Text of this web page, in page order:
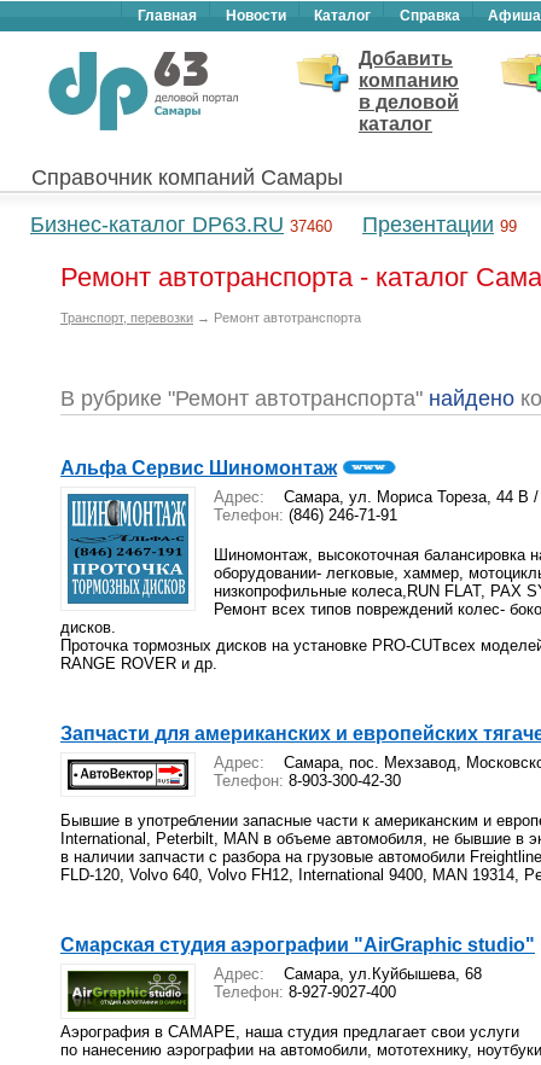
Главная Новости Каталог Справка Афиша
Добавить
компанию
в деловой
каталог
Справочник компаний Самары
Бизнес-каталог DP63.RU 37460 Презентации 99
Ремонт автотранспорта - каталог
Транспорт, перевозки → Ремонт автотранспорта
В рубрике "Ремонт автотранспорта" найдено
Альфа Сервис Шиномонтаж
Адрес:
Самара, ул. Мориса Тореза, 44 В
Телефон: (846) 246-71-91
Шиномонтаж, высокоточная балансировка
оборудовании- легковые, хаммер,
низкопрофильные колеса,RUN FLAT, PAX
Ремонт всех типов повреждений колес-
дисков.
Проточка тормозных дисков на установке PRO-CUTвсех
RANGE ROVER и др.
Запчасти для американских и европейских
Адрес:
Самара, пос. Мехзавод,
Телефон: 8-903-300-42-30
Бывшие в употреблении запасные части к американским и
International, Peterbilt, MAN в объеме автомобиля, не бывшие в
в наличии запчасти с разбора на грузовые автомобили
FLD-120, Volvo 640, Volvo FH12, International 9400, MAN 19314,
Смарская студия аэрографии "AirGraphic studio"
Адрес:
Самара, ул.Куйбышева, 68
Телефон: 8-927-9027-400
Аэрография в САМАРЕ, наша студия предлагает свои услуги
по нанесению аэрографии на автомобили, мототехнику,